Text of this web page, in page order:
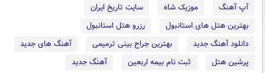
آپ آهنگ موزیک شاه
سایت تاریخ ایران
بهترین هتل های استانبول
رزرو هتل استانبول
دانلود آهنگ جدید
بهترین جراح بینی ترمیمی
آهنگ های جدید
پرشین هتل
ثبت نام بیمه اربعین
آهنگ جدید